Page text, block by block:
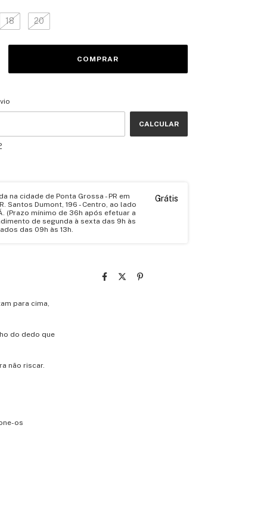
18 20
CALCULAR
na cidade de Ponta Grossa - PR em
Santos Dumont, 196 - Centro, ao lado
(Prazo mínimo de 36h após efetuar a
de segunda à sexta das 9h às
das 09h às 13h.
Grátis
para cima,
do dedo que
não riscar.
os